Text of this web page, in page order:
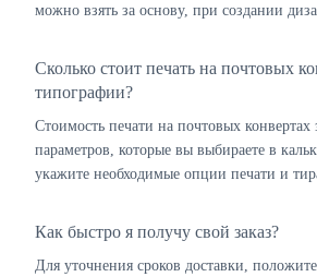
можно взять за основу, при создании
Сколько стоит печать на почтовых
типографии?
Стоимость печати на почтовых конвертах
параметров, которые вы выбираете в
укажите необходимые опции печати и
Как быстро я получу свой заказ?
Для уточнения сроков доставки,